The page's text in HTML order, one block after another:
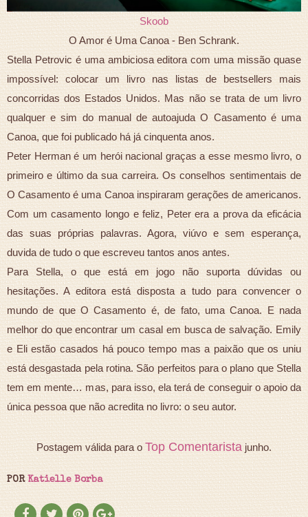
Skoob
O Amor é Uma Canoa - Ben Schrank.
Stella Petrovic é uma ambiciosa editora com uma missão quase
impossível: colocar um livro nas listas de bestsellers mais
concorridas dos Estados Unidos. Mas não se trata de um livro
qualquer e sim do manual de autoajuda O Casamento é uma
Canoa, que foi publicado há já cinquenta anos.
Peter Herman é um herói nacional graças a esse mesmo livro, o
primeiro e último da sua carreira. Os conselhos sentimentais de
O Casamento é uma Canoa inspiraram gerações de americanos.
Com um casamento longo e feliz, Peter era a prova da eficácia
das suas próprias palavras. Agora, viúvo e sem esperança,
duvida de tudo o que escreveu tantos anos antes.
Para Stella, o que está em jogo não suporta dúvidas ou
hesitações. A editora está disposta a tudo para convencer o
mundo de que O Casamento é, de fato, uma Canoa. E nada
melhor do que encontrar um casal em busca de salvação. Emily
e Eli estão casados há pouco tempo mas a paixão que os uniu
está desgastada pela rotina. São perfeitos para o plano que Stella
tem em mente… mas, para isso, ela terá de conseguir o apoio da
única pessoa que não acredita no livro: o seu autor.
Postagem válida para o Top Comentarista junho.
PORKatielle Borba